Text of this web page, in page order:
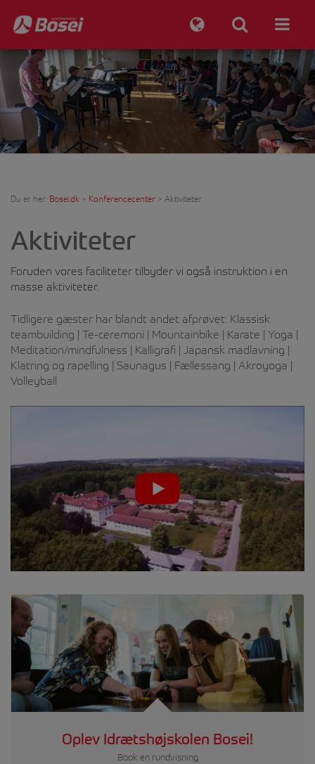
Du er her: Bosei.dk > Konferencecenter > Aktiviteter
Aktiviteter
Foruden vores faciliteter tilbyder vi også instruktion i en
masse aktiviteter.
Tidligere gæster har blandt andet afprøvet: Klassisk
teambuilding | Te-ceremoni | Mountainbike | Karate | Yoga |
Meditation/mindfulness | Kalligrafi | Japansk madlavning |
Klatring og rapelling | Saunagus | Fællessang | Akroyoga |
Volleyball
Oplev Idrætshøjskolen Bosei!
Book en rundvisning